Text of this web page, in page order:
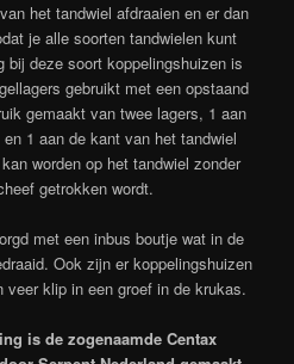
het tandwiel afdraaien en er dan
je alle soorten tandwielen kunt
bij deze soort koppelingshuizen is
gebruikt met een opstaand
gemaakt van twee lagers, 1 aan
1 aan de kant van het tandwiel
worden op het tandwiel zonder
getrokken wordt.
met een inbus boutje wat in de
Ook zijn er koppelingshuizen
veer klip in een groef in de krukas.
is de zogenaamde Centax